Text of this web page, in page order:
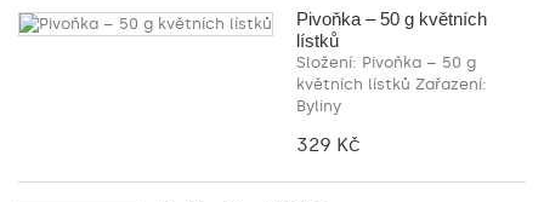
Pivoňka – 50 g květních
lístků
Složení: Pivoňka – 50 g
květních lístků Zařazení:
Byliny
329 Kč